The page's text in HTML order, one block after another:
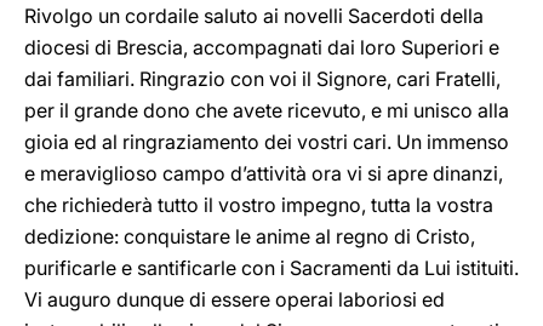
Rivolgo un cordaile saluto ai novelli Sacerdoti della
diocesi di Brescia, accompagnati dai loro Superiori e
dai familiari. Ringrazio con voi il Signore, cari Fratelli,
per il grande dono che avete ricevuto, e mi unisco alla
gioia ed al ringraziamento dei vostri cari. Un immenso
e meraviglioso campo d’attività ora vi si apre dinanzi,
che richiederà tutto il vostro impegno, tutta la vostra
dedizione: conquistare le anime al regno di Cristo,
purificarle e santificarle con i Sacramenti da Lui istituiti.
Vi auguro dunque di essere operai laboriosi ed